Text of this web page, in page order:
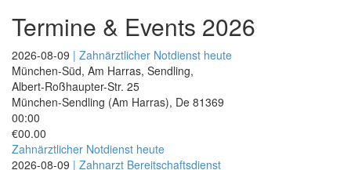
Termine & Events 2026
2026-08-09 | Zahnärztlicher Notdienst heute
München-Süd, Am Harras, Sendling,
Albert-Roßhaupter-Str. 25
München-Sendling (Am Harras), De 81369
00:00
€00.00
Zahnärztlicher Notdienst heute
2026-08-09 | Zahnarzt Bereitschaftsdienst